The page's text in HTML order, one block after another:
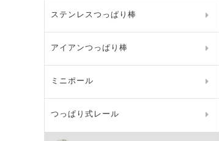
ステンレスつっぱり棒
アイアンつっぱり棒
ミニポール
つっぱり式レール